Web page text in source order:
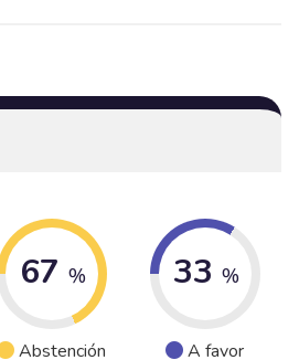
67 %
Abstención
33 %
A favor